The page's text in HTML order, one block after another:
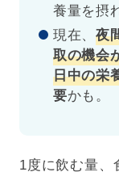
養量を摂
現在、夜
取の機会
日中の栄
要かも。
1度に飲む量、